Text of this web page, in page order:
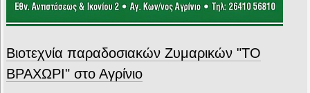
Βιοτεχνία παραδοσιακών Ζυμαρικών "ΤΟ
ΒΡΑΧΩΡΙ" στο Αγρίνιο